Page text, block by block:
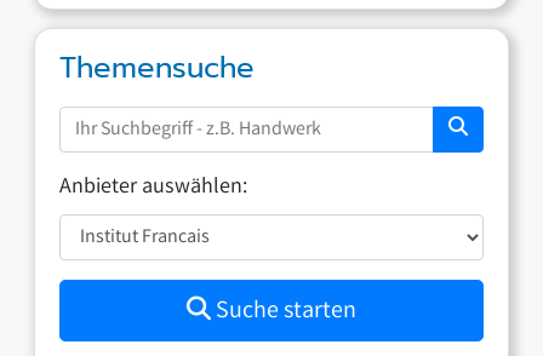
Themensuche
Anbieter auswählen:
Suche starten